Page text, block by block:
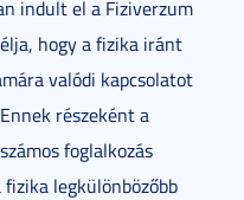
indult el a Fiziverzum
hogy a fizika iránt
valódi kapcsolatot
részeként a
foglalkozás
legkülönbözőbb